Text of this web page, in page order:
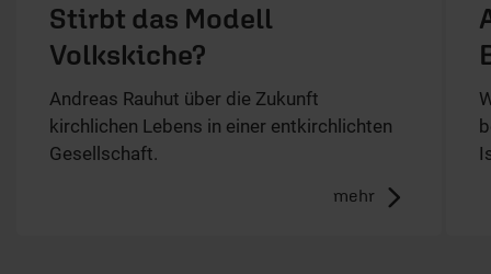
Stirbt das Modell
Volkskiche?
Andreas Rauhut über die Zukunft
kirchlichen Lebens in einer entkirchlichten
Gesellschaft.
mehr